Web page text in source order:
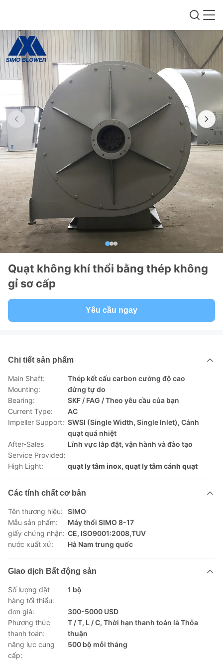
Quạt không khí thổi bằng thép không
gỉ sơ cấp
Yêu cầu ngay
Chi tiết sản phẩm
Main Shaft:
Thép kết cấu carbon cường độ cao
Mounting:
đứng tự do
Bearing:
SKF / FAG / Theo yêu cầu của bạn
Current Type:
AC
Impeller Support: SWSI (Single Width, Single Inlet), Cánh
quạt quá nhiệt
After-Sales
Service Provided:
Lĩnh vực lắp đặt, vận hành và đào tạo
High Light: quạt ly tâm inox, quạt ly tâm cánh quạt
Các tính chất cơ bản
Tên thương hiệu:
SIMO
Mẫu sản phẩm:
Máy thổi SIMO 8-17
giấy chứng nhận: CE, ISO9001:2008,TUV
nước xuất xứ:
Hà Nam trung quốc
Giao dịch Bất động sản
Số lượng đặt
hàng tối thiểu:
1 bộ
đơn giá:
300-5000 USD
Phương thức
thanh toán:
T / T, L / C, Thời hạn thanh toán là Thỏa
thuận
năng lực cung
cấp:
500 bộ mỗi tháng